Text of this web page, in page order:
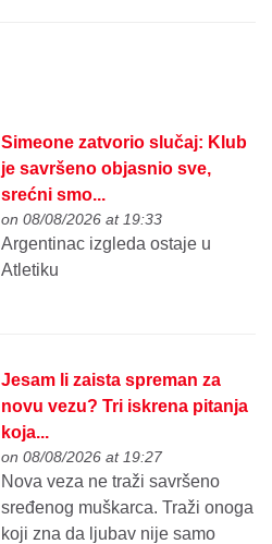
Simeone zatvorio slučaj: Klub
je savršeno objasnio sve,
srećni smo...
on 08/08/2026 at 19:33
Argentinac izgleda ostaje u
Atletiku
Jesam li zaista spreman za
novu vezu? Tri iskrena pitanja
koja...
on 08/08/2026 at 19:27
Nova veza ne traži savršeno
sređenog muškarca. Traži onoga
koji zna da ljubav nije samo